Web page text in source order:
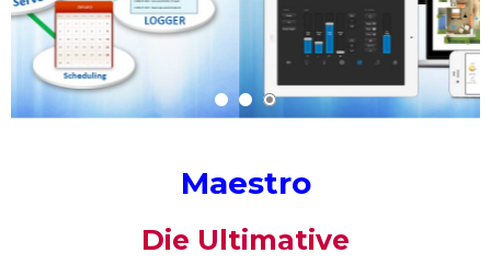
Maestro
Die Ultimative